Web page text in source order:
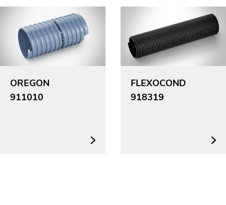
OREGON
911010
FLEXOCOND
918319